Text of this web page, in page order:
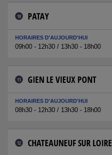
10 PATAY
HORAIRES D'AUJOURD'HUI
09h00 - 12h30 / 13h30 - 18h00
11 GIEN LE VIEUX PONT
HORAIRES D'AUJOURD'HUI
08h30 - 12h30 / 13h30 - 18h00
12 CHATEAUNEUF SUR LOIRE